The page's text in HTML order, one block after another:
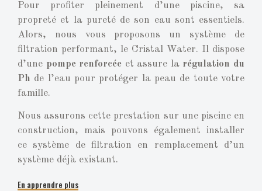
Pour profiter pleinement d’une piscine, sa
propreté et la pureté de son eau sont essentiels.
Alors, nous vous proposons un système de
filtration performant, le Cristal Water. Il dispose
d’une pompe renforcée et assure la régulation du
Ph de l’eau pour protéger la peau de toute votre
famille.
Nous assurons cette prestation sur une piscine en
construction, mais pouvons également installer
ce système de filtration en remplacement d’un
système déjà existant.
En apprendre plus